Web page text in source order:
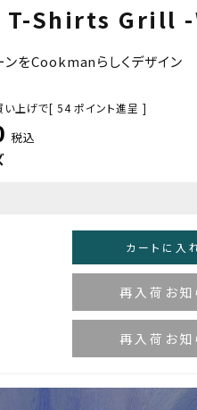
T-Shirts Grill -
ンをCookmanらしくデザイン
い上げで[ 54 ポイント進呈 ]
税込
カートに入
再入荷お知
再入荷お知